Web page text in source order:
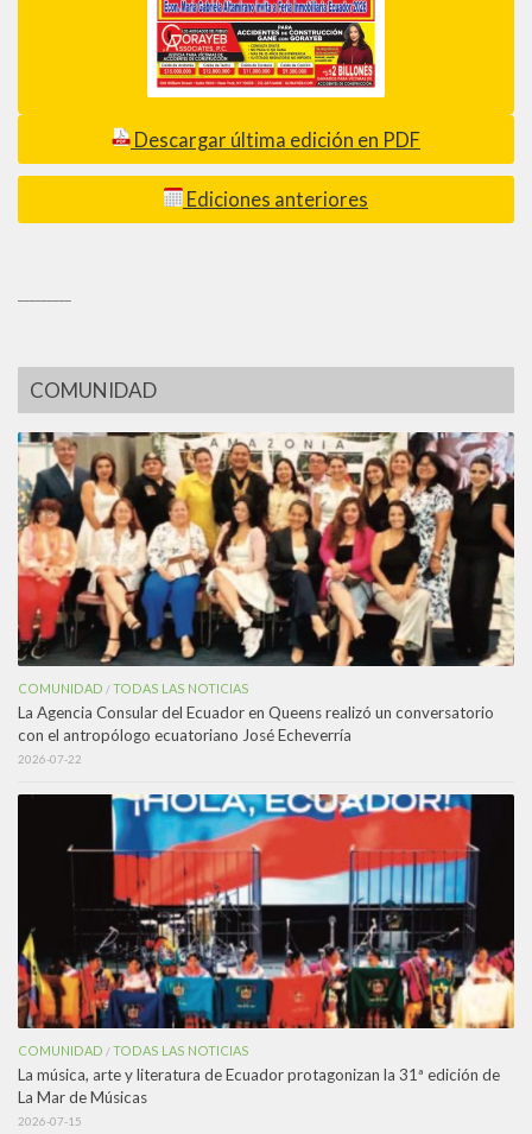
Descargar última edición en PDF
Ediciones anteriores
COMUNIDAD
COMUNIDAD /TODAS LAS NOTICIAS
La Agencia Consular del Ecuador en Queens realizó un conversatorio
con el antropólogo ecuatoriano José Echeverría
2026-07-22
COMUNIDAD /TODAS LAS NOTICIAS
La música, arte y literatura de Ecuador protagonizan la 31ª edición de
La Mar de Músicas
2026-07-15